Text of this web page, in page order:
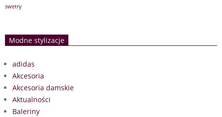
swetry
Modne stylizacje
adidas
Akcesoria
Akcesoria damskie
Aktualności
Baleriny